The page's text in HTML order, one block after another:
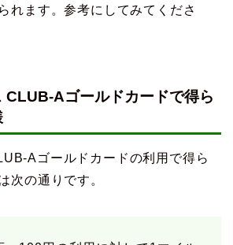
れます。参考にしてみてくださ
Aゴールドカードで得ら
Aゴールドカードの利用で得ら
次の通りです。